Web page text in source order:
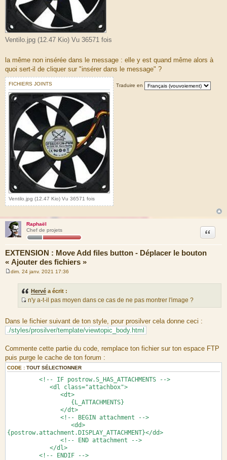
Ventilo.jpg (12.47 Kio) Vu 36571 fois
la même non insérée dans le message : elle y est quand même alors à
quoi sert-il de cliquer sur "insérer dans le message" ?
FICHIERS JOINTS
Ventilo.jpg (12.47 Kio) Vu 36571 fois
Traduire en
Raphaël
Chef de projets
EXTENSION : Move Add files button - Déplacer le bouton
« Ajouter des fichiers »
Citation
dim. 24 janv. 2021 17:36
Hervé a écrit :
S
u
r
e
d
u
e
n'y a-t-il pas moyen dans ce cas de ne pas montrer l'image ?
Dans le fichier suivant de ton style, pour prosilver cela donne ceci :
./styles/prosilver/template/viewtopic_body.html
Commente cette partie du code, remplace ton fichier sur ton espace FTP
puis purge le cache de ton forum :
CODE : TOUT SÉLECTIONNER
<!-- IF postrow.S_HAS_ATTACHMENTS -->
<dl class="attachbox">
<dt>
{L_ATTACHMENTS}
</dt>
<!-- BEGIN attachment -->
<dd>
{postrow.attachment.DISPLAY_ATTACHMENT}</dd>
<!-- END attachment -->
</dl>
<!-- ENDIF -->